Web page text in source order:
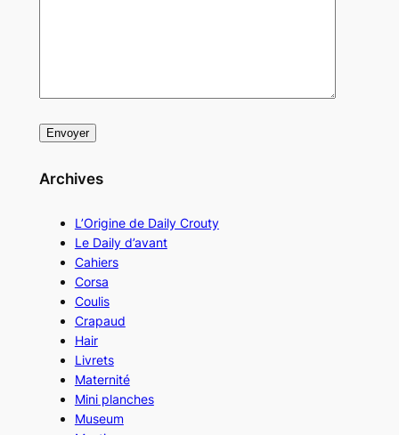
Archives
L’Origine de Daily Crouty
Le Daily d’avant
Cahiers
Corsa
Coulis
Crapaud
Hair
Livrets
Maternité
Mini planches
Museum